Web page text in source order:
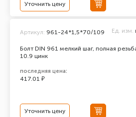
Уточнить цену
Болт DIN 961 мелкий шаг, полная
10.9 цинк
Артикул: 961-24*1,5*70/109 Ед. изм.
последняя цена:
417.01 ₽
Уточнить цену